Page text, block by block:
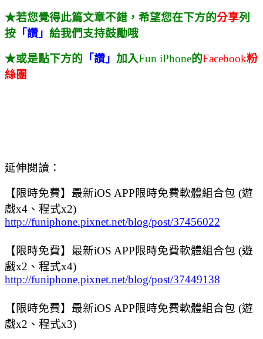
★若您覺得此篇文章不錯，希望您在下方的分享列
按 「讚」 給我們支持鼓勵哦
★或是點下方的 「讚」 加入Fun iPhone的Facebook粉
絲團
延伸閱讀：
【限時免費】最新iOS APP限時免費軟體組合包 (遊
戲x4、程式x2)
http://funiphone.pixnet.net/blog/post/37456022
【限時免費】最新iOS APP限時免費軟體組合包 (遊
戲x2、程式x4)
http://funiphone.pixnet.net/blog/post/37449138
【限時免費】最新iOS APP限時免費軟體組合包 (遊
戲x2、程式x3)